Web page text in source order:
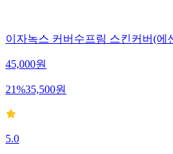
이자녹스 커버수프림 스킨커버(에
45,000원
21%35,500원
5.0